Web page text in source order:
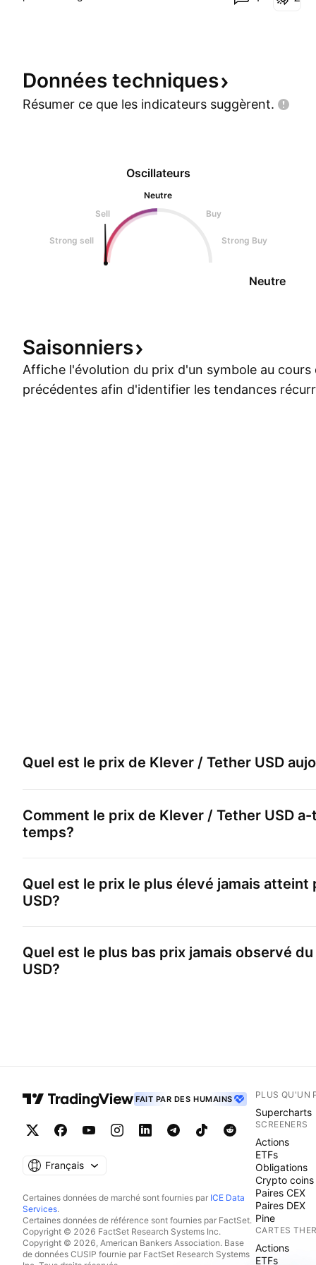
Données techniques
Résumer ce que les indicateurs suggèrent.
Oscillateurs
Neutre
Sell
Buy
Strong sell Strong Buy
Neutre
Saisonniers
Affiche l'évolution du prix d'un symbole au cours
précédentes afin d'identifier les tendances
Quel est le prix de Klever / Tether USD
Comment le prix de Klever / Tether USD a-
temps?
Quel est le prix le plus élevé jamais atteint
USD?
Quel est le plus bas prix jamais observé du
USD?
FAIT PAR DES HUMAINS
Français
Certaines données de marché sont fournies par ICE Data
Services.
Certaines données de référence sont fournies par FactSet.
Copyright © 2026 FactSet Research Systems Inc.
Copyright © 2026, American Bankers Association. Base
de données CUSIP fournie par FactSet Research Systems
PLUS QU'UN
Supercharts
SCREENERS
Actions
ETFs
Obligations
Crypto coins
Paires CEX
Paires DEX
Pine
CARTES
Actions
ETFs